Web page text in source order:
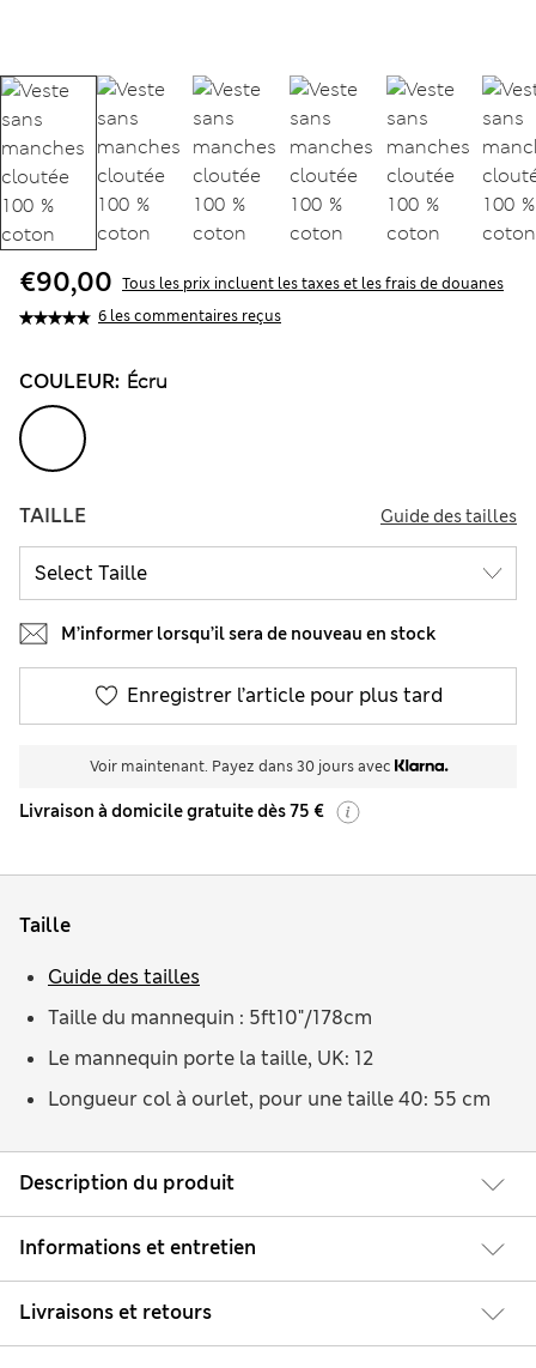
6 les commentaires reçus
€90,00 Tous les prix incluent les taxes et les frais de douanes
COULEUR: Écru
TAILLE Guide des tailles
M’informer lorsqu’il sera de nouveau en stock
Enregistrer l’article pour plus tard
Voir maintenant. Payez dans 30 jours avec
Livraison à domicile gratuite dès 75 €
Description du produit
Informations et entretien
Livraisons et retours
Taille
Taille du mannequin : 5ft10"/178cm
Le mannequin porte la taille, UK: 12
Longueur col à ourlet, pour une taille 40: 55 cm
Guide des tailles